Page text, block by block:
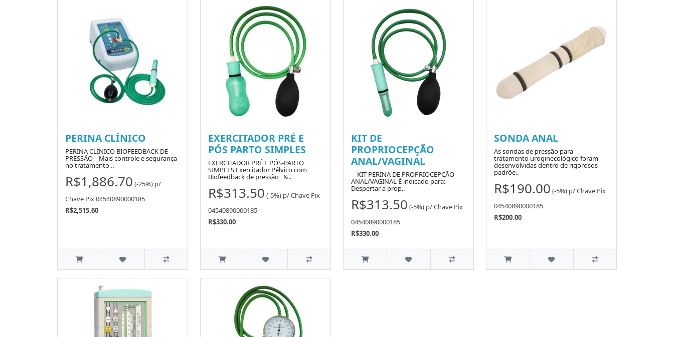
PERINA CLÍNICO
PERINA CLÍNICO BIOFEEDBACK DE
PRESSÃO Mais controle e segurança
no tratamento ..
R$1,886.70 (-25%) p/
Chave Pix 04540890000185
R$2,515.60
EXERCITADOR PRÉ E
PÓS PARTO SIMPLES
EXERCITADOR PRÉ E PÓS-PARTO
SIMPLES Exercitador Pélvico com
Biofeedback de pressão &..
R$313.50 (-5%) p/Chave Pix
04540890000185
R$330.00
KIT DE
PROPRIOCEPÇÃO
ANAL/VAGINAL
KIT PERINA DE PROPRIOCEPÇÃO
ANAL/VAGINAL É indicado para:
Despertar a prop..
R$313.50 (-5%) p/Chave Pix
04540890000185
R$330.00
SONDA ANAL
As sondas de pressão para
tratamento uroginecológico foram
desenvolvidas dentro de rigorosos
padrõe..
R$190.00 (-5%) p/Chave Pix
04540890000185
R$200.00